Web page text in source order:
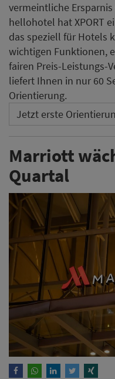
vermeintliche
hellohotel hat XPORT
das speziell für Hotels
wichtigen Funktionen,
fairen Preis-Leistungs-
liefert Ihnen in nur 60
Orientierung.
Jetzt erste
Marriott
Quartal